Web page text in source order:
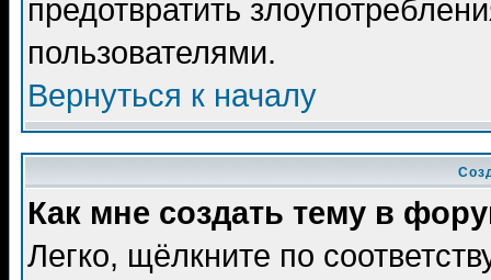
предотвратить
пользователями.
Вернуться к началу
Как мне создать тему в
Легко, щёлкните по